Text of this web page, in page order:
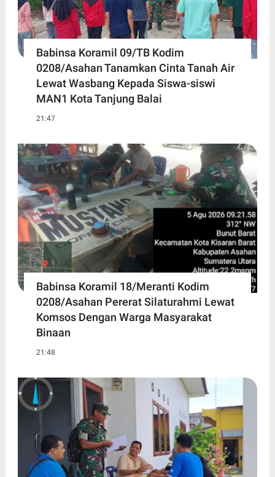
Babinsa Koramil 09/TB Kodim
0208/Asahan Tanamkan Cinta Tanah Air
Lewat Wasbang Kepada Siswa-siswi
MAN1 Kota Tanjung Balai
21:47
Babinsa Koramil 18/Meranti Kodim
0208/Asahan Pererat Silaturahmi Lewat
Komsos Dengan Warga Masyarakat
Binaan
21:48